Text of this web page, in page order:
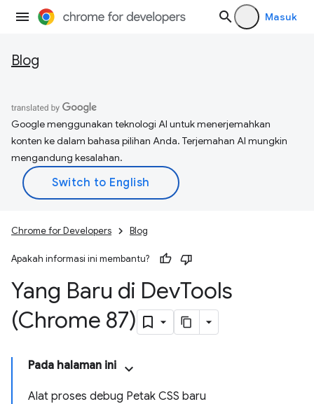
Masuk
Blog
Google menggunakan teknologi AI untuk menerjemahkan
konten ke dalam bahasa pilihan Anda. Terjemahan AI mungkin
mengandung kesalahan.
Chrome for Developers Blog
Apakah informasi ini membantu?
Yang Baru di DevTools
(Chrome 87)
Pada halaman ini
Alat proses debug Petak CSS baru